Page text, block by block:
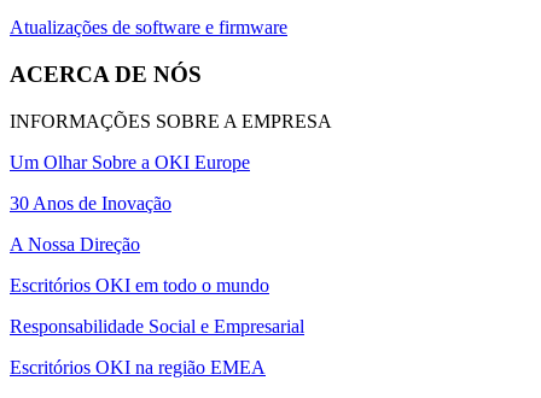
Atualizações de software e firmware
ACERCA DE NÓS
INFORMAÇÕES SOBRE A EMPRESA
Um Olhar Sobre a OKI Europe
30 Anos de Inovação
A Nossa Direção
Escritórios OKI em todo o mundo
Responsabilidade Social e Empresarial
Escritórios OKI na região EMEA